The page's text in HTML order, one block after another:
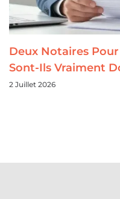
Deux Notaires Pour
Sont-Ils Vraiment
2 Juillet 2026